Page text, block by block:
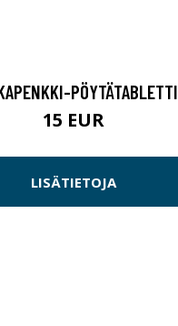
PÖYTÄTABLETTI
15 EUR
LISÄTIETOJA